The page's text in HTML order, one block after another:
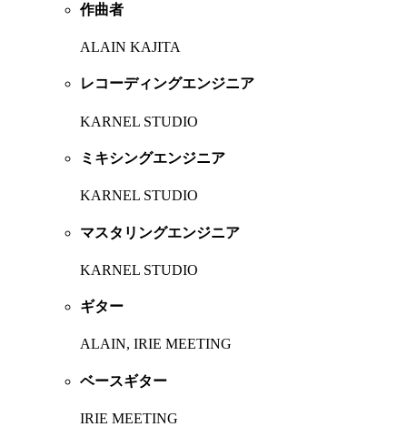
作曲者
ALAIN KAJITA
レコーディングエンジニア
KARNEL STUDIO
ミキシングエンジニア
KARNEL STUDIO
マスタリングエンジニア
KARNEL STUDIO
ギター
ALAIN, IRIE MEETING
ベースギター
IRIE MEETING